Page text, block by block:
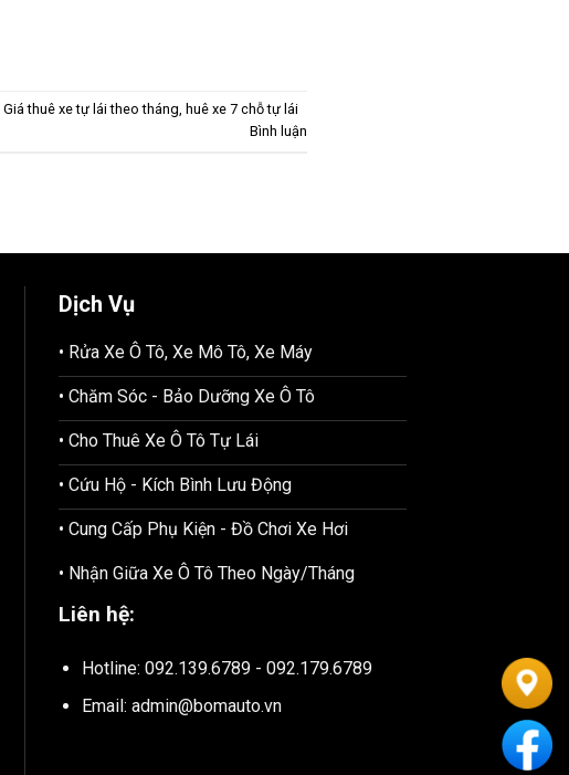
Giá thuê xe tự lái theo tháng, huê xe 7 chỗ tự lái
Bình luận
Dịch Vụ
• Rửa Xe Ô Tô, Xe Mô Tô, Xe Máy
• Chăm Sóc - Bảo Dưỡng Xe Ô Tô
• Cho Thuê Xe Ô Tô Tự Lái
• Cứu Hộ - Kích Bình Lưu Động
• Cung Cấp Phụ Kiện - Đồ Chơi Xe Hơi
• Nhận Giữa Xe Ô Tô Theo Ngày/Tháng
Liên hệ:
Hotline: 092.139.6789 - 092.179.6789
Email: admin@bomauto.vn